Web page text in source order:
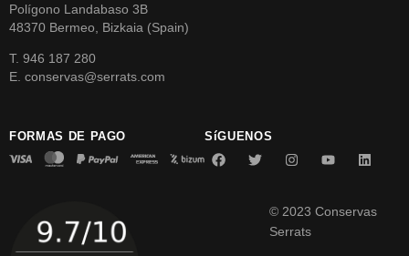
Polígono Landabaso 3B
48370 Bermeo, Bizkaia (Spain)
T. 946 187 280
E. conservas@serrats.com
FORMAS DE PAGO SíGUENOS
© 2023 Conservas
Serrats